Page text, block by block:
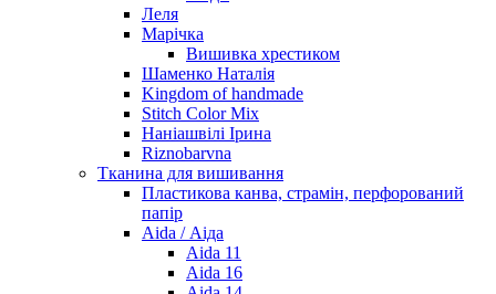
Леля
Марічка
Вишивка хрестиком
Шаменко Наталія
Kingdom of handmade
Stitch Color Mix
Наніашвілі Ірина
Riznobarvna
Тканина для вишивання
Пластикова канва, страмін, перфорований
папір
Aida / Аіда
Aida 11
Aida 16